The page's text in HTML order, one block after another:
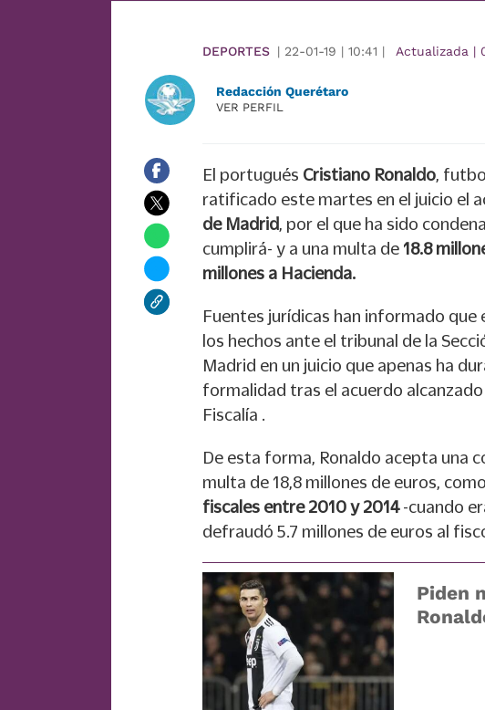
DEPORTES | 22-01-19 | 10:41 | Actualizada |
Redacción Querétaro
VER PERFIL
El portugués Cristiano Ronaldo ,
ratificado este martes en el juicio el
de Madrid , por el que ha sido
cumplirá- y a una multa de 18.8
millones a Hacienda.
Fuentes jurídicas han informado
los hechos ante el tribunal de la
Madrid en un juicio que apenas ha
formalidad tras el acuerdo
Fiscalía .
De esta forma, Ronaldo acepta una
multa de 18,8 millones de euros, como
fiscales entre 2010 y 2014-cuando
defraudó 5.7 millones de euros al
Piden